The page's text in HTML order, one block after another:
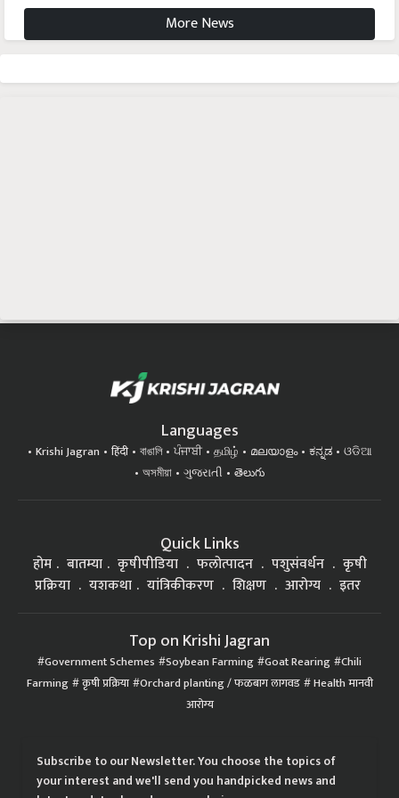
More News
Languages
Krishi Jagran हिंदी বাঙালি ਪੰਜਾਬੀ தமிழ் മലയാളം ಕನ್ನಡ
ଓଡିଆ
অসমীয়া
ગુજરાતી తెలుగు
Quick Links
होम बातम्या कृषीपीडिया फलोत्पादन पशुसंवर्धन
कृषी
प्रक्रिया
यशकथा यांत्रिकीकरण शिक्षण आरोग्य इतर
Top on Krishi Jagran
Government Schemes Soybean Farming Goat Rearing Chili
Farming कृषी प्रक्रिया Orchard planting / फळबाग लागवड Health मानवी
आरोग्य
Subscribe to our Newsletter. You choose the topics of
your interest and we'll send you handpicked news and